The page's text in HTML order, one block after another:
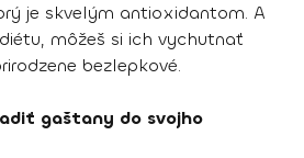
je skvelým antioxidantom. A
môžeš si ich vychutnať
bezlepkové.
gaštany do svojho